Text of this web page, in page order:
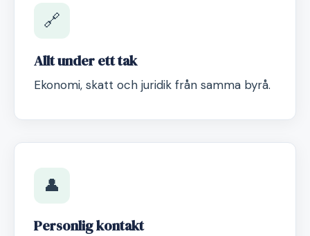
🔗
Allt under ett tak
Ekonomi, skatt och juridik från samma byrå.
👤
Personlig kontakt